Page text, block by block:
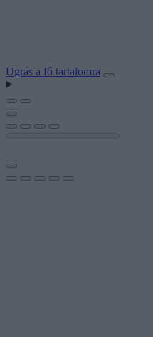
Ugrás a fő tartalomra